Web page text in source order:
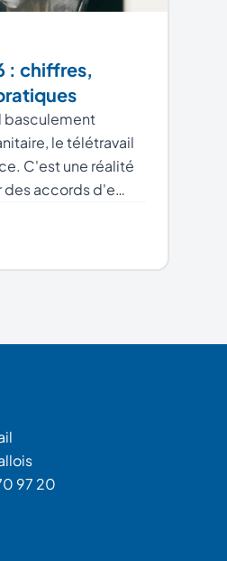
: chiffres,
basculement
le télétravail
C'est une réalité
des accords d'e…
97 20